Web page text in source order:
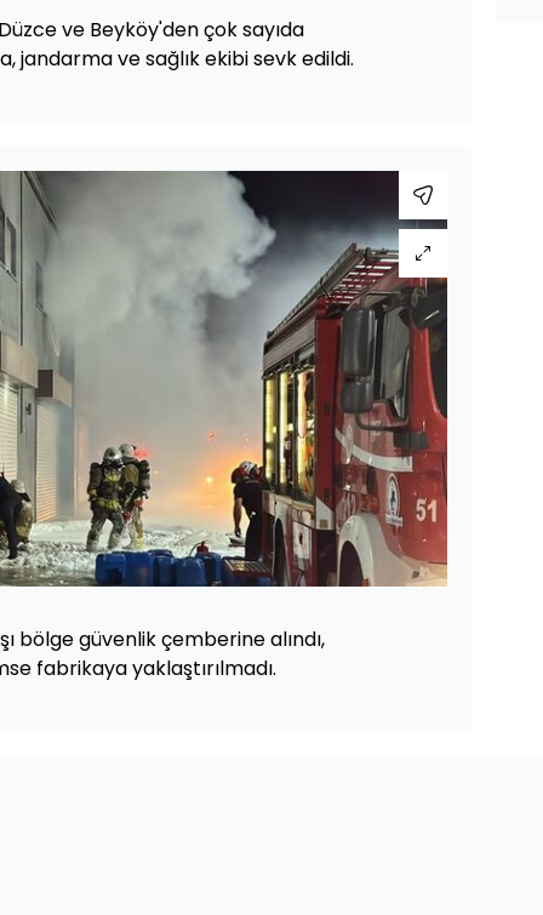
ve Beyköy'den çok sayıda
jandarma ve sağlık ekibi sevk edildi.
bölge güvenlik çemberine alındı,
fabrikaya yaklaştırılmadı.